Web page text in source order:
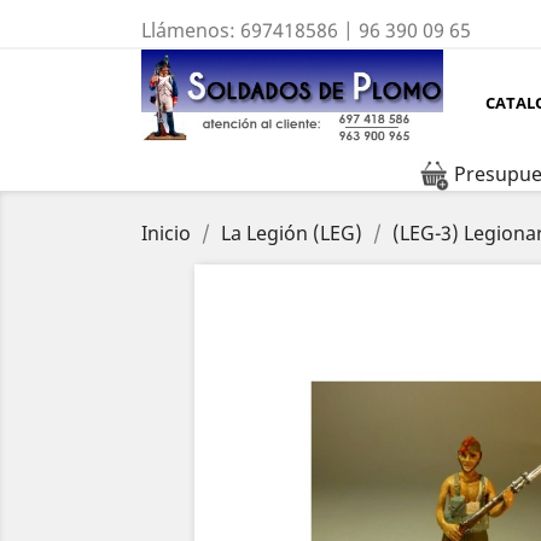
Llámenos: 697418586 | 96 390 09 65
Inicio La Legión (LEG) (LEG-3)